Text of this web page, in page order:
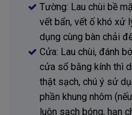
Tường: Lau chùi bề
vết bẩn, vết ố khó xử
dụng cùng bàn chải
Cửa: Lau chùi, đánh
cửa sổ bằng kính thì
thật sạch, chú ý sử
phần khung nhôm
luôn sạch bóng, hạn